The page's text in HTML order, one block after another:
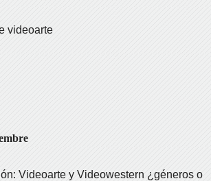
videoarte
Videoarte y Videowestern ¿géneros o